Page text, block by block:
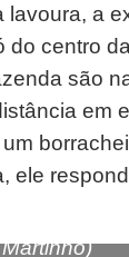
lavoura, a
do centro
são
em
ele
Querência,
Martinho)